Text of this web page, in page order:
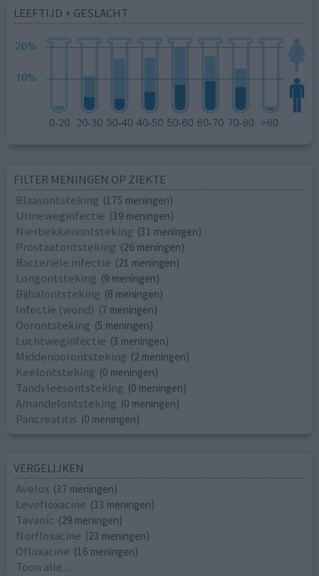
LEEFTIJD + GESLACHT
FILTER MENINGEN OP ZIEKTE
Blaasontsteking (175 meningen)
Urineweginfectie (39 meningen)
Nierbekkenontsteking (31 meningen)
Prostaatontsteking (26 meningen)
Bacteriële infectie (21 meningen)
Longontsteking (9 meningen)
Bijbalontsteking (8 meningen)
Infectie (wond) (7 meningen)
Oorontsteking (5 meningen)
Luchtweginfectie (3 meningen)
Middenoorontsteking (2 meningen)
Keelontsteking (0 meningen)
Tandvleesontsteking (0 meningen)
Amandelontsteking (0 meningen)
Pancreatitis (0 meningen)
VERGELIJKEN
Avelox (37 meningen)
Levofloxacine (33 meningen)
Tavanic (29 meningen)
Norfloxacine (23 meningen)
Ofloxacine (16 meningen)
Toon alle...